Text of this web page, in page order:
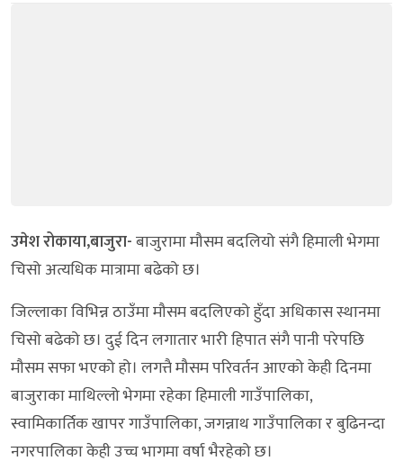
उमेश रोकाया,बाजुरा-बाजुरामा मौसम बदलियो संगै हिमाली भेगमा
चिसो अत्यधिक मात्रामा बढेको छ।
जिल्लाका विभिन्न ठाउँमा मौसम बदलिएको हुँदा अधिकास स्थानमा
चिसो बढेको छ। दुई दिन लगातार भारी हिपात संगै पानी परेपछि
मौसम सफा भएको हो। लगत्तै मौसम परिवर्तन आएको केही दिनमा
बाजुराका माथिल्लो भेगमा रहेका हिमाली गाउँपालिका,
स्वामिकार्तिक खापर गाउँपालिका, जगन्नाथ गाउँपालिका र बुढिनन्दा
नगरपालिका केही उच्च भागमा वर्षा भैरहेको छ।